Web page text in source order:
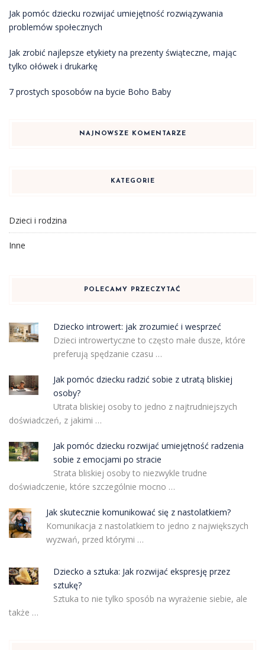
Jak pomóc dziecku rozwijać umiejętność rozwiązywania
problemów społecznych
Jak zrobić najlepsze etykiety na prezenty świąteczne, mając
tylko ołówek i drukarkę
7 prostych sposobów na bycie Boho Baby
NAJNOWSZE KOMENTARZE
KATEGORIE
Dzieci i rodzina
Inne
POLECAMY PRZECZYTAĆ
Dziecko introwert: jak zrozumieć i wesprzeć
Dzieci introwertyczne to często małe dusze, które
preferują spędzanie czasu …
Jak pomóc dziecku radzić sobie z utratą bliskiej
osoby?
Utrata bliskiej osoby to jedno z najtrudniejszych
doświadczeń, z jakimi …
Jak pomóc dziecku rozwijać umiejętność radzenia
sobie z emocjami po stracie
Strata bliskiej osoby to niezwykle trudne
doświadczenie, które szczególnie mocno …
Jak skutecznie komunikować się z nastolatkiem?
Komunikacja z nastolatkiem to jedno z największych
wyzwań, przed którymi …
Dziecko a sztuka: Jak rozwijać ekspresję przez
sztukę?
Sztuka to nie tylko sposób na wyrażenie siebie, ale
także …